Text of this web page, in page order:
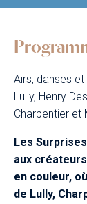
Airs, danses
Lully, Henry
Charpentier et
Les
aux
en couleur,
de Lully,